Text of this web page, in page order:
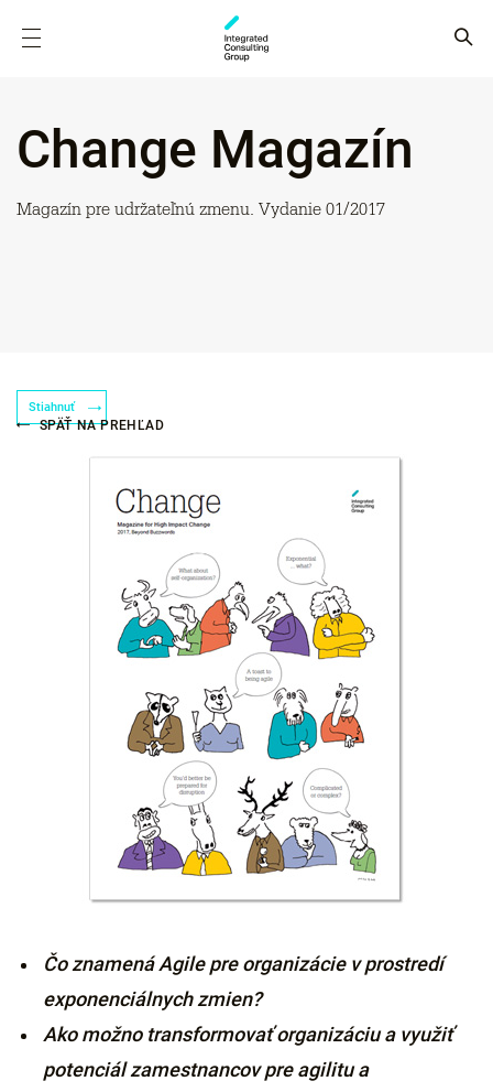
Change Magazín
Magazín pre udržateľnú zmenu. Vydanie 01/2017
Stiahnuť
SPÄŤ NA PREHĽAD
Čo znamená Agile pre organizácie v prostredí
exponenciálnych zmien?
Ako možno transformovať organizáciu a využiť
potenciál zamestnancov pre agilitu a